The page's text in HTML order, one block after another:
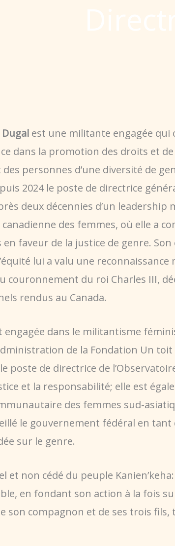
est une militante engagée qui
dans la promotion des droits et
personnes d’une diversité de
2024 le poste de directrice
deux décennies d’un leadership
des femmes, où elle a
en faveur de la justice de genre.
lui a valu une
couronnement du roi Charles III,
rendus au Canada.
engagée dans le militantisme
de la Fondation Un
poste de directrice de
et la responsabilité; elle est
des femmes sud-
le gouvernement fédéral en
sur le genre.
non cédé du peuple
en fondant son action à la fois
son compagnon et de ses trois